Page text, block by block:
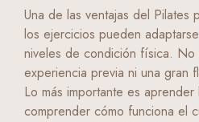
Una de las ventajas del Pilates
los ejercicios pueden
niveles de condición física.
experiencia previa ni una gran
Lo más importante es
comprender cómo funciona el